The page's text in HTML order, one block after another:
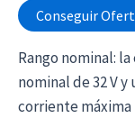
Conseguir
Rango nominal:
nominal de 32 V y
corriente máxima